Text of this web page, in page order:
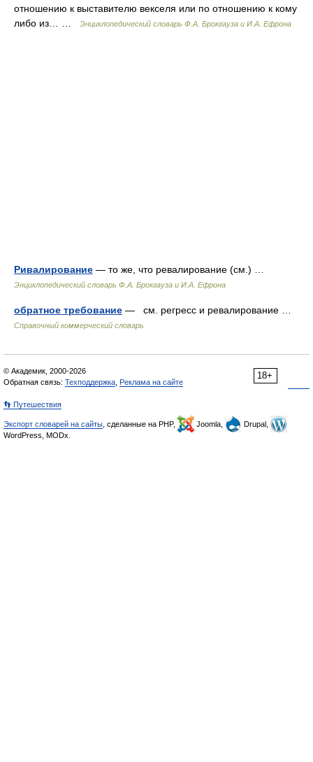
отношению к выставителю векселя или по отношению к кому
либо из… …
Энциклопедический словарь Ф.А. Брокгауза и И.А. Ефрона
Ривалирование — то же, что ревалирование (см.) …
Энциклопедический словарь Ф.А. Брокгауза и И.А. Ефрона
обратное требование — см. регресс и ревалирование …
Справочный коммерческий словарь
18+
© Академик, 2000-2026
Обратная связь: Техподдержка Реклама на сайте
👣 Путешествия
Экспорт словарей на сайты , сделанные на PHP, Joomla,
Drupal,
WordPress, MODx.